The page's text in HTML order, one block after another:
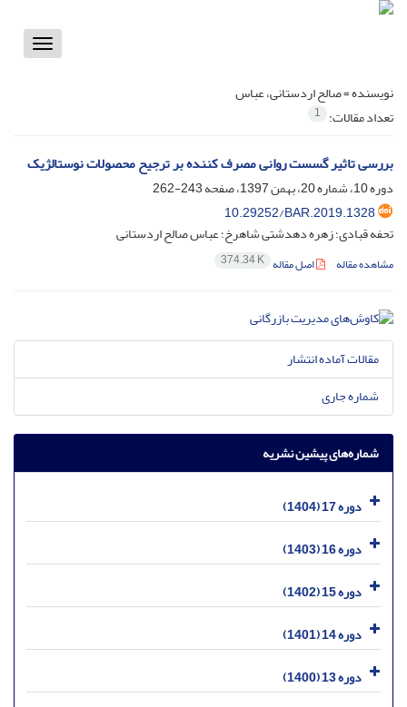
Toggle
نویسنده =صالح اردستانی، عباس
تعداد مقالات: 1
بررسی تاثیر گسست روانی مصرف کننده بر ترجیح محصولات نوستالژیک
دوره 10، شماره 20، بهمن 1397، صفحه
243-262
10.29252/BAR.2019.1328
تحفه قبادی؛ زهره دهدشتی شاهرخ؛ عباس صالح اردستانی
مشاهده مقاله اصل مقاله 374.34 K
مقالات آماده انتشار
شماره جاری
شماره‌های پیشین نشریه
دوره 17 (1404)
دوره 16 (1403)
دوره 15 (1402)
دوره 14 (1401)
دوره 13 (1400)